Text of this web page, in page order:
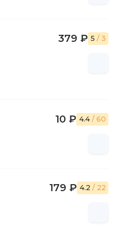
379 ₽ 5 / 3
10 ₽ 4.4 / 60
179 ₽ 4.2 / 22